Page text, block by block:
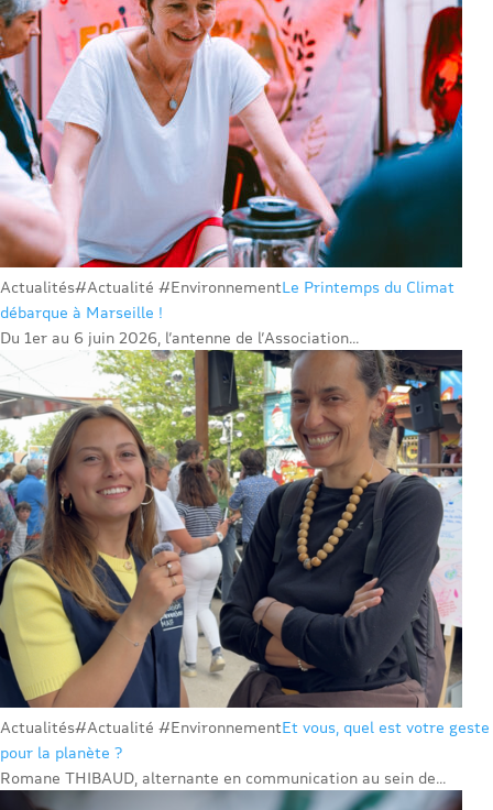
Actualités#Actualité #EnvironnementLe Printemps du Climat
débarque à Marseille !
Du 1er au 6 juin 2026, l’antenne de l’Association...
Actualités#Actualité #EnvironnementEt vous, quel est votre geste
pour la planète ?
Romane THIBAUD, alternante en communication au sein de...